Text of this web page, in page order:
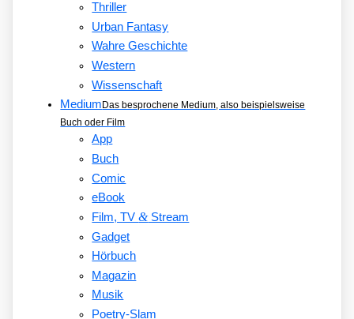
Thriller
Urban Fantasy
Wahre Geschichte
Western
Wissenschaft
Medium Das besprochene Medium, also beispielsweise
Buch oder Film
App
Buch
Comic
eBook
Film, TV&Stream
Gadget
Hörbuch
Magazin
Musik
Poetry-Slam